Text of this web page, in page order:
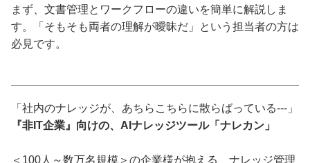
まず、文書管理とワークフローの違いを簡単に解説しま
す。「そもそも両者の理解が曖昧だ」という担当者の方は
必見です。
「社内のナレッジが、あちらこちらに散らばっている---」
『非IT企業』向けの、AIナレッジツール「ナレカン」
＜100人～数万名規模＞の企業様が抱える、ナレッジ管理